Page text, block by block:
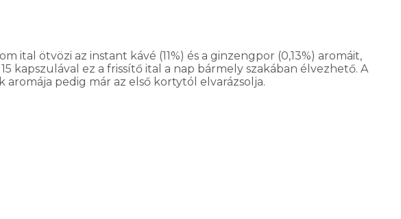
ital ötvözi az instant kávé (11%) és a ginzengpor (0,13%) aromáit,
kapszulával ez a frissítő ital a nap bármely szakában élvezhető. A
pedig már az első kortytól elvarázsolja.